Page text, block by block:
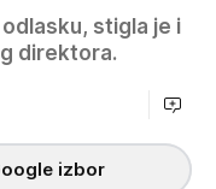
stigla je i
direktora.
izbor